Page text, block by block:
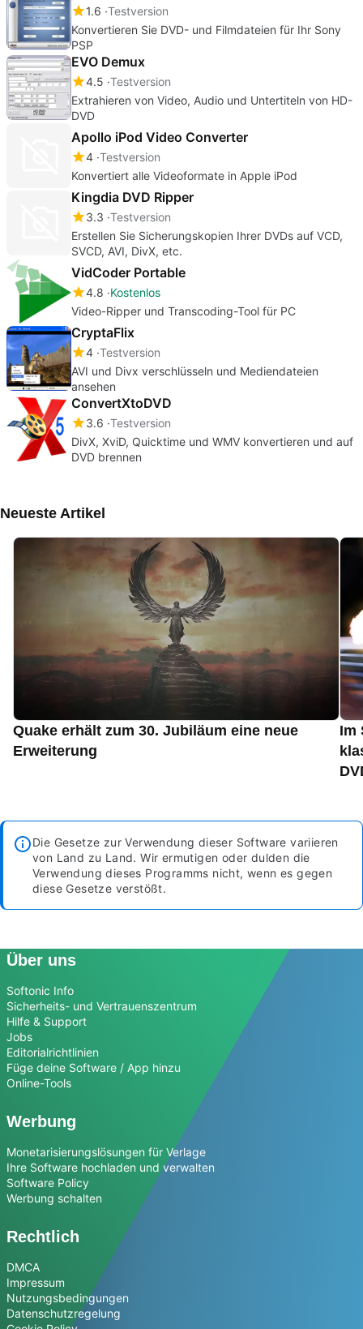
1.6 Testversion
Konvertieren Sie DVD- und Filmdateien für Ihr Sony
PSP
EVO Demux
4.5 Testversion
Extrahieren von Video, Audio und Untertiteln von HD-
DVD
Apollo iPod Video Converter
4 Testversion
Konvertiert alle Videoformate in Apple iPod
Kingdia DVD Ripper
3.3 Testversion
Erstellen Sie Sicherungskopien Ihrer DVDs auf VCD,
SVCD, AVI, DivX, etc.
VidCoder Portable
4.8 Kostenlos
Video-Ripper und Transcoding-Tool für PC
CryptaFlix
4 Testversion
AVI und Divx verschlüsseln und Mediendateien
ansehen
ConvertXtoDVD
3.6 Testversion
DivX, XviD, Quicktime und WMV konvertieren und auf
DVD brennen
Neueste Artikel
Quake erhält zum 30. Jubiläum eine neue
Erweiterung
Im
Die Gesetze zur Verwendung dieser Software variieren
von Land zu Land. Wir ermutigen oder dulden die
Verwendung dieses Programms nicht, wenn es gegen
diese Gesetze verstößt.
Über uns
Softonic Info
Sicherheits- und Vertrauenszentrum
Hilfe & Support
Jobs
Editorialrichtlinien
Füge deine Software / App hinzu
Online-Tools
Werbung
Monetarisierungslösungen für Verlage
Ihre Software hochladen und verwalten
Software Policy
Werbung schalten
Rechtlich
DMCA
Impressum
Nutzungsbedingungen
Datenschutzregelung